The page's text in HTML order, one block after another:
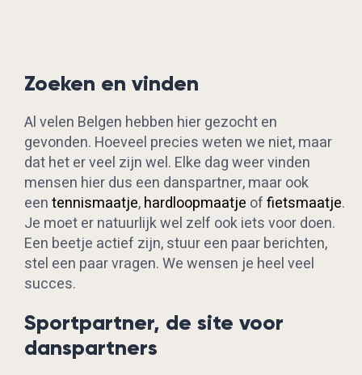
Zoeken en vinden
Al velen Belgen hebben hier gezocht en
gevonden. Hoeveel precies weten we niet, maar
dat het er veel zijn wel. Elke dag weer vinden
mensen hier dus een danspartner, maar ook
eentennismaatje,hardloopmaatje offietsmaatje.
Je moet er natuurlijk wel zelf ook iets voor doen.
Een beetje actief zijn, stuur een paar berichten,
stel een paar vragen. We wensen je heel veel
succes.
Sportpartner, de site voor
danspartners